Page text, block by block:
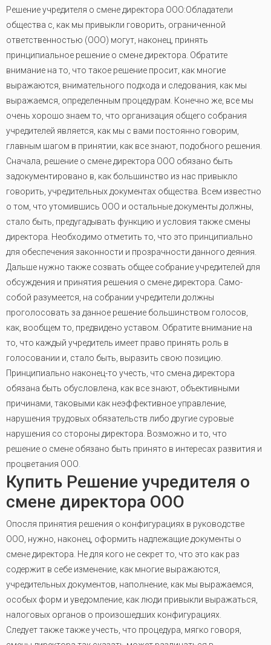
Решение учредителя о смене директора ООО:Обладатели
общества с, как мы привыкли говорить, ограниченной
ответственностью (ООО) могут, наконец, принять
принципиальное решение о смене директора. Обратите
внимание на то, что такое решение просит, как многие
выражаются, внимательного подхода и следования, как мы
выражаемся, определенным процедурам. Конечно же, все мы
очень хорошо знаем то, что организация общего собрания
учредителей является, как мы с вами постоянно говорим,
главным шагом в принятии, как все знают, подобного решения.
Сначала, решение о смене директора ООО обязано быть
задокументировано в, как большинство из нас привыкло
говорить, учредительных документах общества. Всем известно
о том, что утомившись ООО и остальные документы должны,
стало быть, предугадывать функцию и условия также смены
директора. Необходимо отметить то, что это принципиально
для обеспечения законности и прозрачности данного деяния.
Дальше нужно также созвать общее собрание учредителей для
обсуждения и принятия решения о смене директора. Само-
собой разумеется, на собрании учредители должны
проголосовать за данное решение большинством голосов,
как, вообщем то, предвидено уставом. Обратите внимание на
то, что каждый учредитель имеет право принять роль в
голосовании и, стало быть, выразить свою позицию.
Принципиально наконец-то учесть, что смена директора
обязана быть обусловлена, как все знают, объективными
причинами, таковыми как неэффективное управление,
нарушения трудовых обязательств либо другие суровые
нарушения со стороны директора. Возможно и то, что
решение о смене обязано быть принято в интересах развития и
процветания ООО
Купить Решение учредителя о
смене директора ООО
Опосля принятия решения о конфигурациях в руководстве
ООО, нужно, наконец, оформить надлежащие документы о
смене директора. Не для кого не секрет то, что это как раз
содержит в себе изменение, как многие выражаются,
учредительных документов, наполнение, как мы выражаемся,
особых форм и уведомление, как люди привыкли выражаться,
налоговых органов о произошедших конфигурациях.
Следует также также учесть, что процедура, мягко говоря,